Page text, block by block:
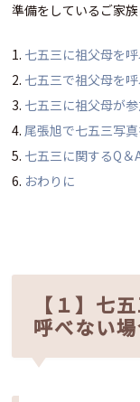
準備をしているご家
七五三に祖父母を
七五三で祖父母を
七五三に祖父母が
尾張旭で七五三写
七五三に関するQ＆
おわりに
【１】七
呼べない